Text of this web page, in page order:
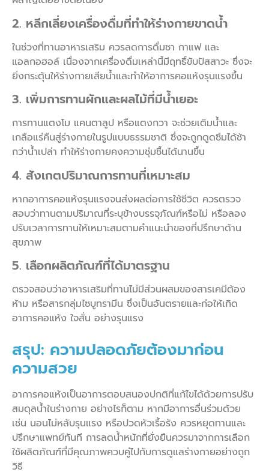
2. หลีกเลี่ยงเครื่องดื่มที่ทำให้ร่างกายขาดน้ำ
ในช่วงที่ทานอาหารเสริม ควรลดการดื่มชา กาแฟ และ
แอลกอฮอล์ เนื่องจากเครื่องดื่มเหล่านี้มีฤทธิ์ขับปัสสาวะ ซึ่งจะ
ยิ่งกระตุ้นให้ร่างกายเสียน้ำและทำให้อาการคอแห้งรุนแรงขึ้น
3. เพิ่มการทานผักและผลไม้ที่มีน้ำเยอะ
การทานแตงโม แคนตาลูป หรือแตงกวา จะช่วยเติมน้ำและ
เกลือแร่คืนสู่ร่างกายในรูปแบบธรรมชาติ ซึ่งจะถูกดูดซึมได้ช้า
กว่าน้ำเปล่า ทำให้ร่างกายคงความชุ่มชื้นได้นานขึ้น
4. สังเกตปริมาณการทานที่เหมาะสม
หากอาการคอแห้งรุนแรงจนส่งผลต่อการใช้ชีวิต ควรตรวจ
สอบว่าทานตามปริมาณที่ระบุข้างบรรจุภัณฑ์หรือไม่ หรือลอง
ปรับเวลาการทานให้เหมาะสมตามคำแนะนำของที่ปรึกษาด้าน
สุขภาพ
5. เลือกผลิตภัณฑ์ที่ได้มาตรฐาน
ตรวจสอบว่าอาหารเสริมที่ทานไม่มีส่วนผสมของสารเคมีต้อง
ห้าม หรือสารกลุ่มไซบูทรามีน ซึ่งเป็นอันตรายและก่อให้เกิด
อาการคอแห้ง ใจสั่น อย่างรุนแรง
สรุป: ความปลอดภัยต้องมาก่อน
ความสวย
อาการคอแห้งเป็นอาการตอบสนองปกติที่แก้ไขได้ด้วยการปรับ
สมดุลน้ำในร่างกาย อย่างไรก็ตาม หากมีอาการอื่นร่วมด้วย
เช่น นอนไม่หลับรุนแรง หรือปวดหัวเรื้อรัง ควรหยุดทานและ
ปรึกษาแพทย์ทันที การลดน้ำหนักที่ยั่งยืนควรมาจากการเลือก
ใช้ผลิตภัณฑ์ที่มีคุณภาพควบคู่ไปกับการดูแลร่างกายอย่างถูก
วิธี